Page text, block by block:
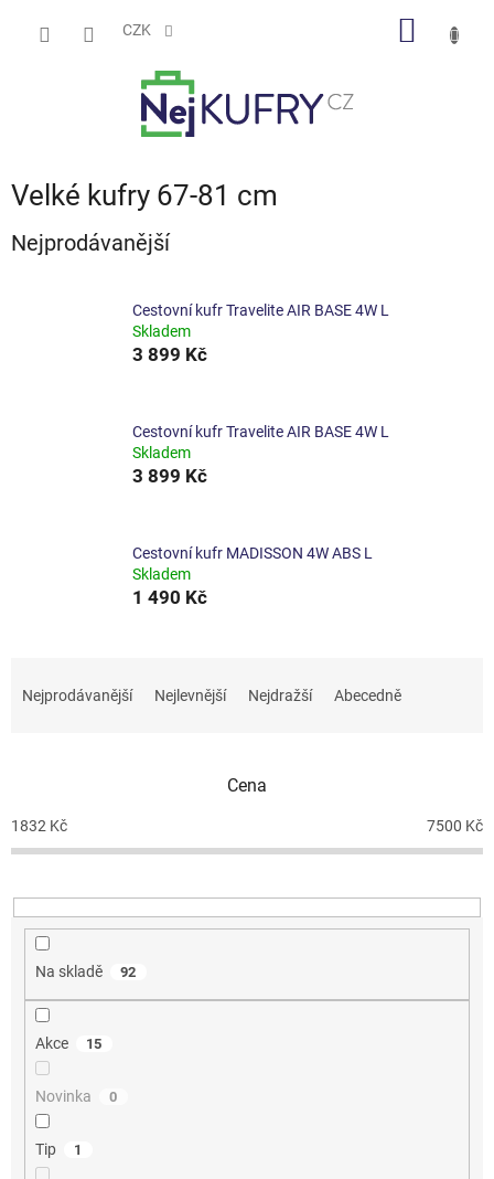
CZK
Velké kufry 67-81 cm
Nejprodávanější
Cestovní kufr Travelite AIR BASE 4W L
Skladem
3 899 Kč
Cestovní kufr Travelite AIR BASE 4W L
Skladem
3 899 Kč
Cestovní kufr MADISSON 4W ABS L
Skladem
1 490 Kč
p
r
u
Nejprodávanější Nejlevnější Nejdražší Abecedně
Cena
1832 Kč 7500 Kč
Na skladě 92
Akce 15
Novinka 0
Tip 1